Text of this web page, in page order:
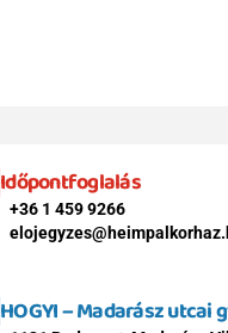
Időpontfoglalás
+36 1 459 9266
HOGYI – Madarász utcai